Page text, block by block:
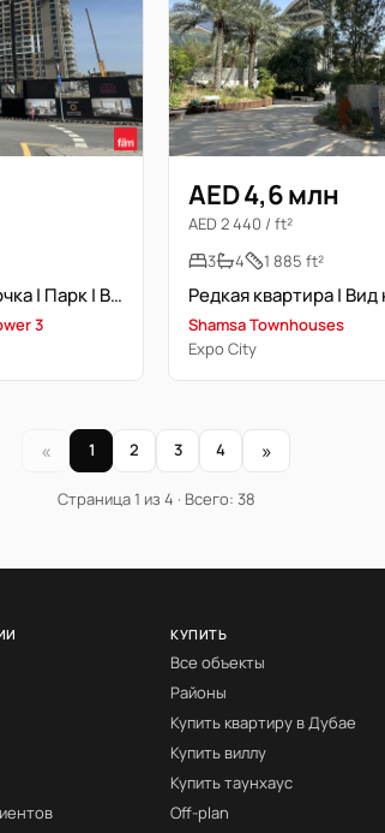
Студия | 5 лет рассрочка | Парк | Высокий этаж | Expo Expert
3
AED 4,6 млн
AED 2 440 / ft²
3
4 1 885 ft²
Shamsa Townhouses
Expo City
« 1 2 3 4 »
Страница 1 из 4 · Всего: 38
КУПИТЬ
Все объекты
Районы
Купить квартиру в Дубае
Купить виллу
Купить таунхаус
Off-plan